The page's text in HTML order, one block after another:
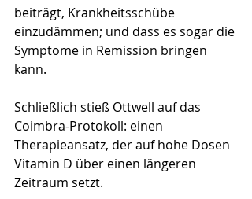
beiträgt, Krankheitsschübe
einzudämmen; und dass es sogar die
Symptome in Remission bringen
kann.
Schließlich stieß Ottwell auf das
Coimbra-Protokoll: einen
Therapieansatz, der auf hohe Dosen
Vitamin D über einen längeren
Zeitraum setzt.